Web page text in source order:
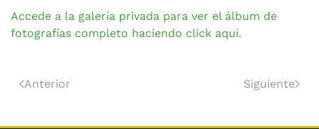
Accede a la galería privada para ver el álbum de
fotografías completo haciendo click aquí.
Anterior Siguiente